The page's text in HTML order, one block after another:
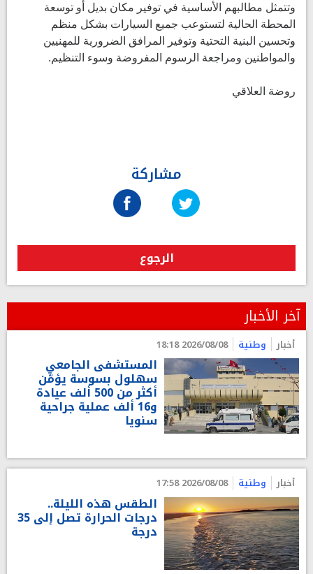
وتتمثل مطالبهم الأساسية في توفير مكان بديل أو توسعة
المحطة الحالية لتستوعب جميع السيارات بشكل منظم
وتحسين البنية التحتية وتوفير المرافق الضرورية للمهنيين
والمواطنين ومراجعة الرسوم المفروضة وسوء التنظيم.
روضة العلاقي
مشاركة
الرجوع
آخر الأخبار
أخبار وطنية 2026/08/08 18:18
المستشفى الجامعي
سهلول بسوسة يؤمّن
أكثر من 500 ألف عيادة
و16 ألف عملية جراحية
سنويا
أخبار وطنية 2026/08/08 17:58
الطقس هذه الليلة..
درجات الحرارة تصل إلى 35
درجة